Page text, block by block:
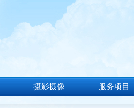
摄影摄像 服务项目